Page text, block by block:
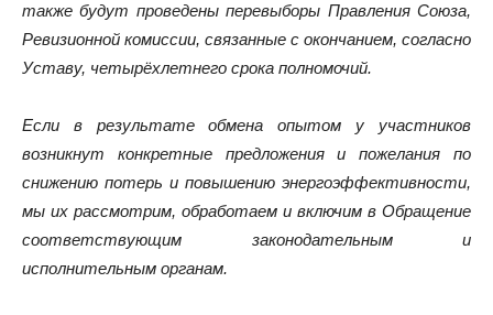
также будут проведены перевыборы Правления Союза,
Ревизионной комиссии, связанные с окончанием, согласно
Уставу, четырёхлетнего срока полномочий.
Если в результате обмена опытом у участников
возникнут конкретные предложения и пожелания по
снижению потерь и повышению энергоэффективности,
мы их рассмотрим, обработаем и включим в Обращение
соответствующим законодательным и
исполнительным органам.